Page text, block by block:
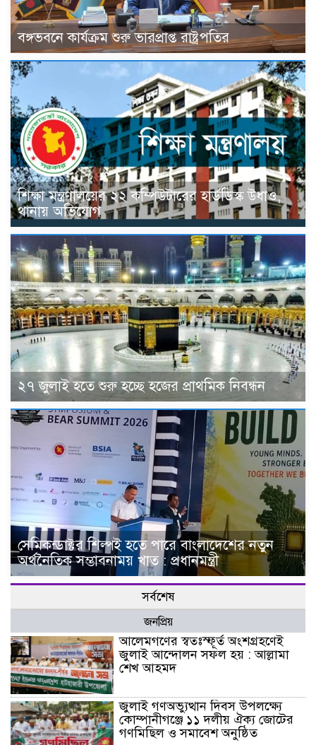
বঙ্গভবনে কার্যক্রম শুরু ভারপ্রাপ্ত রাষ্ট্রপতির
শিক্ষা মন্ত্রণালয়ের ২২ কম্পিউটারের হার্ডডিস্ক উধাও,
থানায় অভিযোগ
২৭ জুলাই হতে শুরু হচ্ছে হজের প্রাথমিক নিবন্ধন
সেমিকন্ডাক্টর শিল্পই হতে পারে বাংলাদেশের নতুন
অর্থনৈতিক সম্ভাবনাময় খাত : প্রধানমন্ত্রী
সর্বশেষ
জনপ্রিয়
আলেমগণের স্বতঃস্ফূর্ত অংশগ্রহণেই
জুলাই আন্দোলন সফল হয় : আল্লামা
শেখ আহমদ
জুলাই গণঅভ্যুত্থান দিবস উপলক্ষ্যে
কোম্পানীগঞ্জে ১১ দলীয় ঐক্য জোটের
গণমিছিল ও সমাবেশ অনুষ্ঠিত